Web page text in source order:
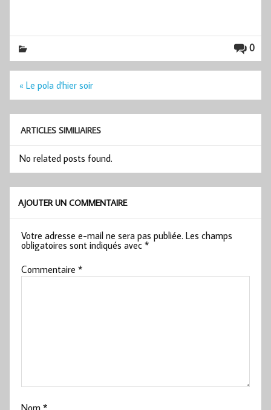
0
Navigation
« Le pola d'hier soir
ARTICLES SIMILIAIRES
No related posts found.
AJOUTER UN COMMENTAIRE
Votre adresse e-mail ne sera pas publiée. Les champs
obligatoires sont indiqués avec*
Commentaire*